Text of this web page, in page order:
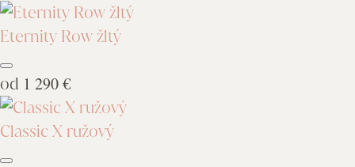
Eternity Row žltý
od 1 290 €
Classic X ružový